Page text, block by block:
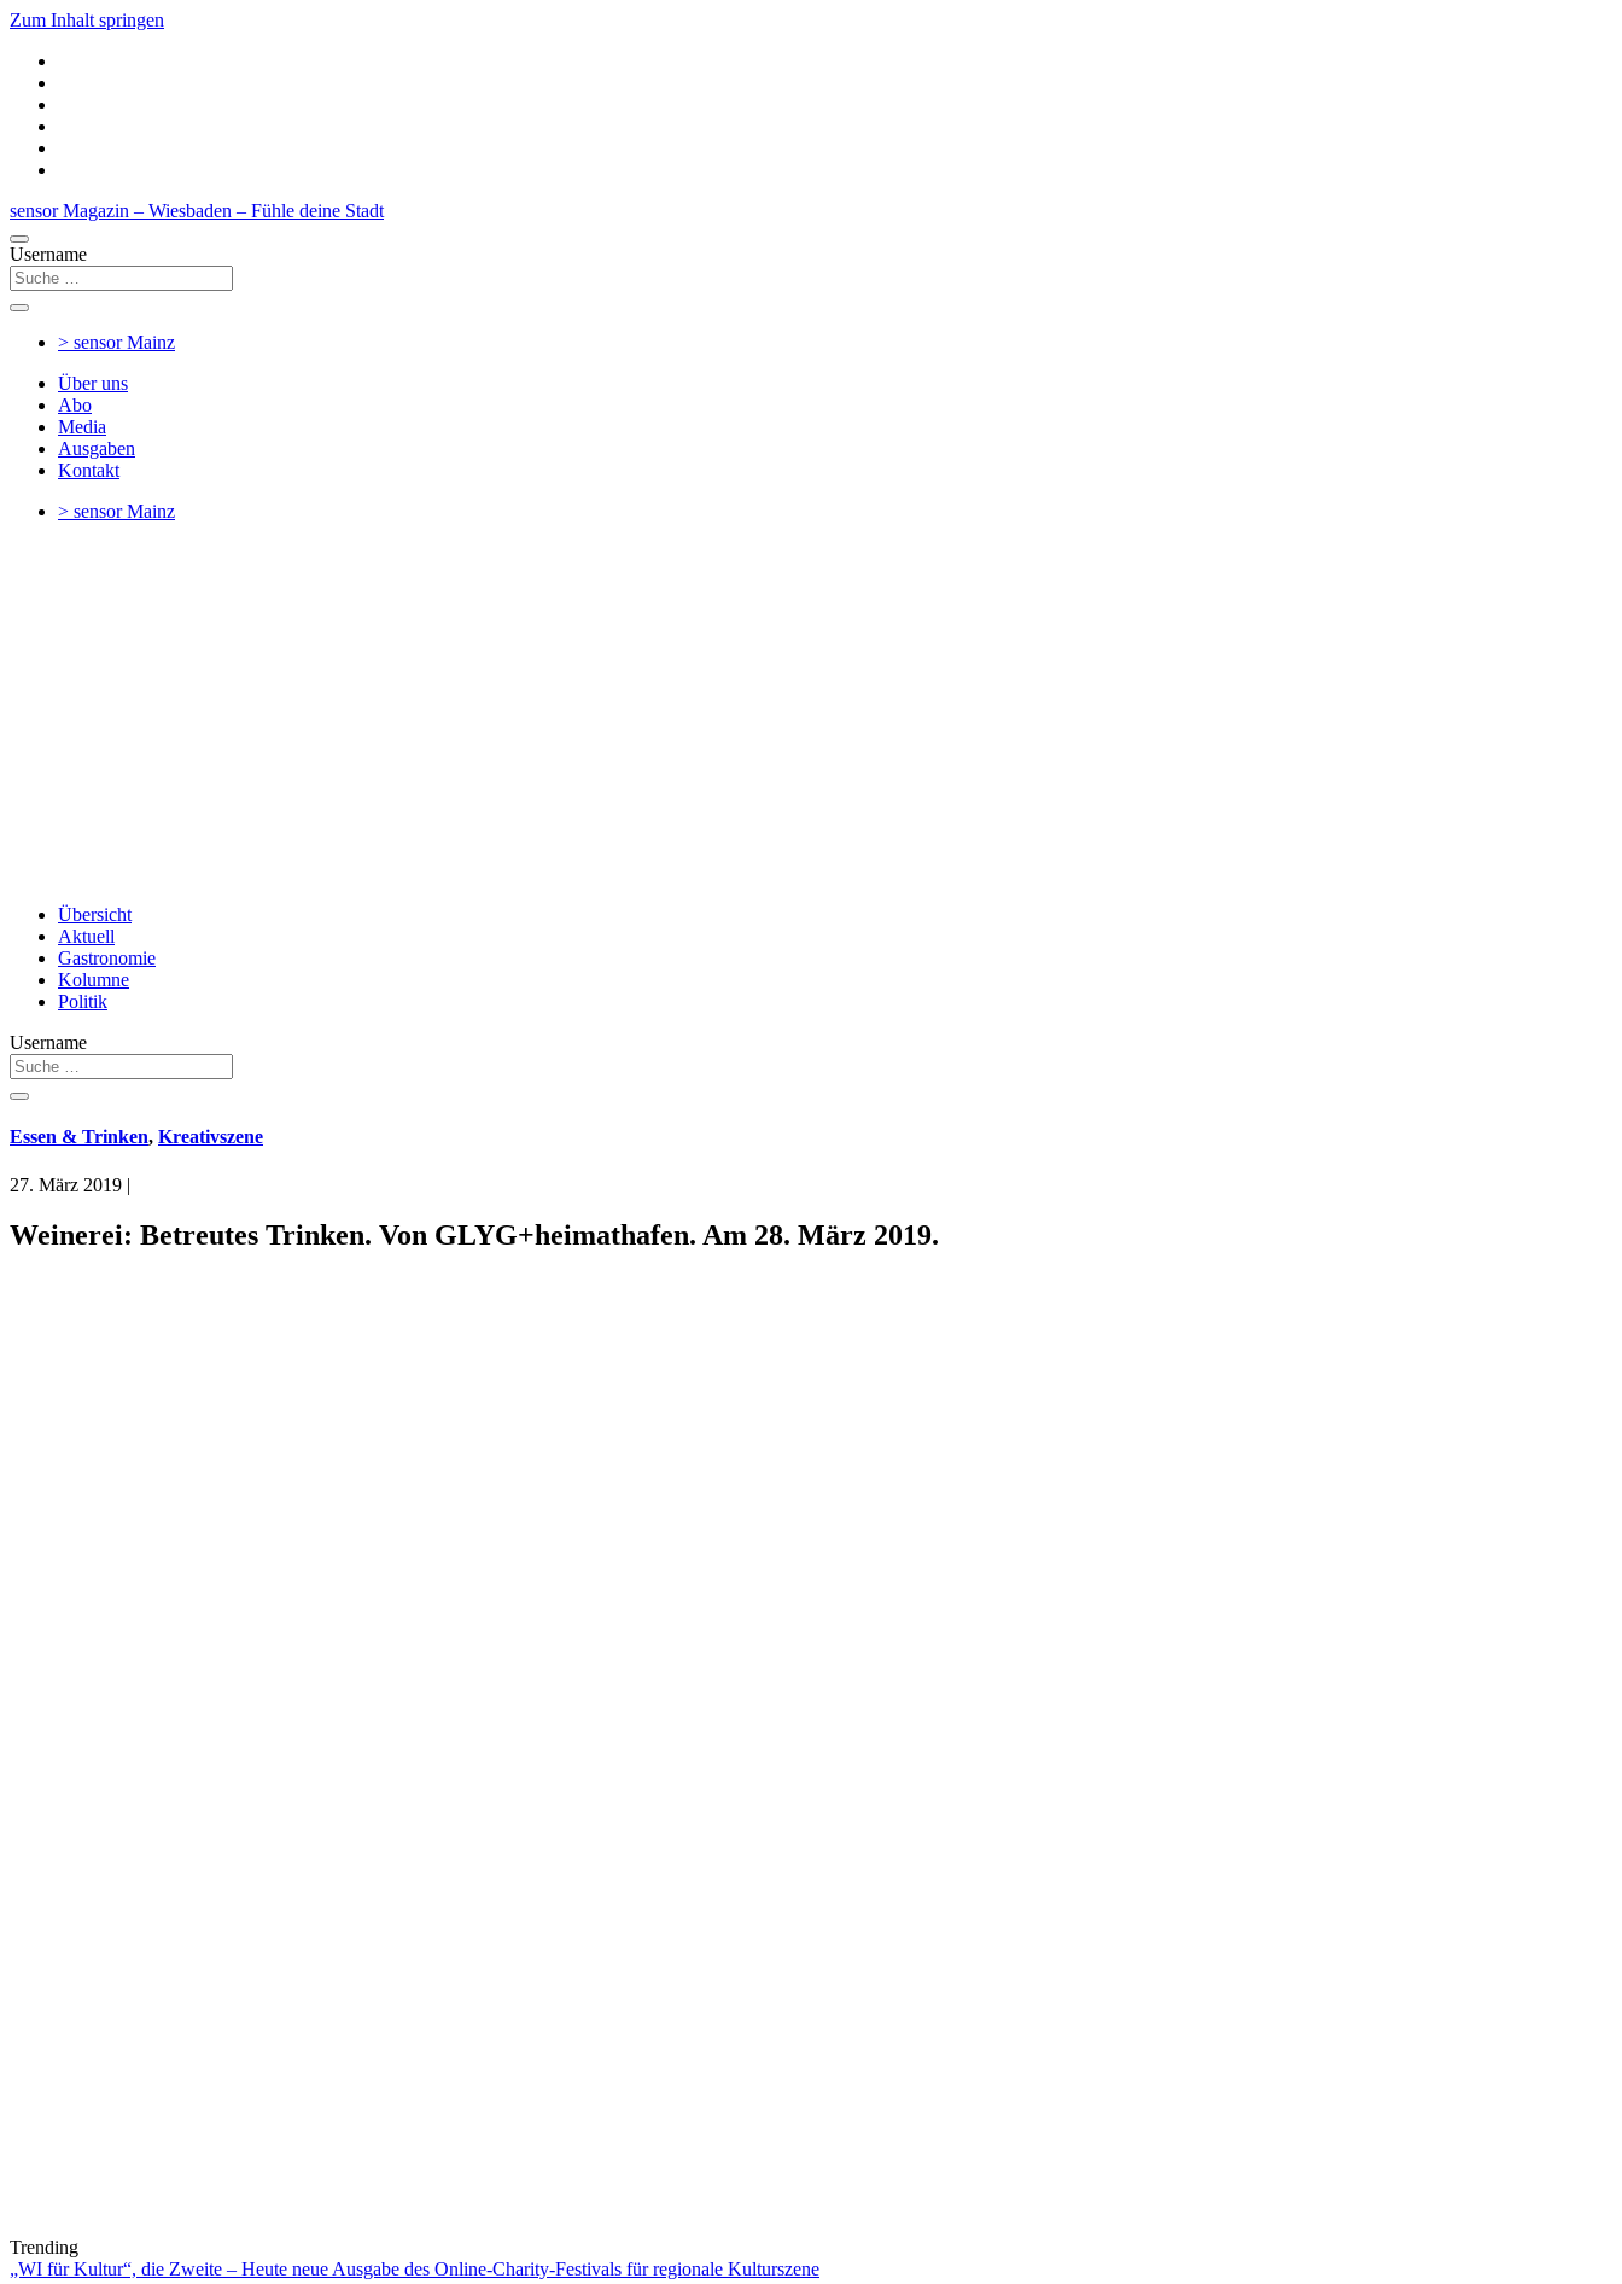
Zum Inhalt springen
sensor Magazin – Wiesbaden – Fühle deine Stadt
Username
> sensorMainz
Über uns
Abo
Media
Ausgaben
Kontakt
> sensorMainz
Übersicht
Aktuell
Gastronomie
Kolumne
Politik
Username
Essen & Trinken, Kreativszene
27. März 2019 |
Weinerei: Betreutes Trinken. Von GLYG+heimathafen. Am 28. März 2019.
Trending
„WI für Kultur“, die Zweite – Heute neue Ausgabe des Online-Charity-Festivals für regionale Kulturszene